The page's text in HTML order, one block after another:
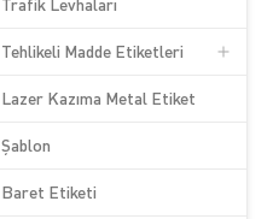
Trafik Levhaları
Tehlikeli Madde Etiketleri
Lazer Kazıma Metal Etiket
Şablon
Baret Etiketi